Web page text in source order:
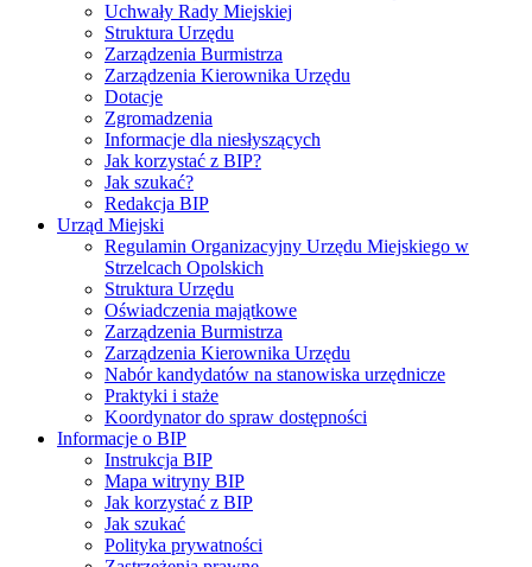
Uchwały Rady Miejskiej
Struktura Urzędu
Zarządzenia Burmistrza
Zarządzenia Kierownika Urzędu
Dotacje
Zgromadzenia
Informacje dla niesłyszących
Jak korzystać z BIP?
Jak szukać?
Redakcja BIP
Urząd Miejski
Regulamin Organizacyjny Urzędu Miejskiego w
Strzelcach Opolskich
Struktura Urzędu
Oświadczenia majątkowe
Zarządzenia Burmistrza
Zarządzenia Kierownika Urzędu
Nabór kandydatów na stanowiska urzędnicze
Praktyki i staże
Koordynator do spraw dostępności
Informacje o BIP
Instrukcja BIP
Mapa witryny BIP
Jak korzystać z BIP
Jak szukać
Polityka prywatności